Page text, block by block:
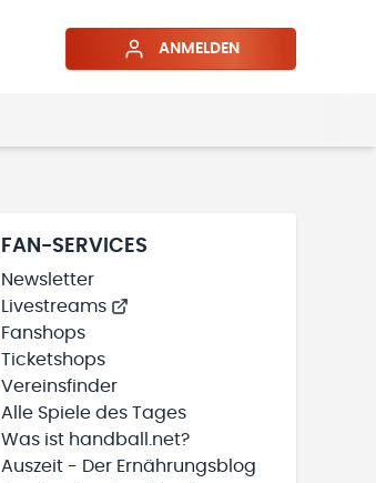
ANMELDEN
FAN-SERVICES
Newsletter
Livestreams
Fanshops
Ticketshops
Vereinsfinder
Alle Spiele des Tages
Was ist handball.net?
Auszeit - Der Ernährungsblog